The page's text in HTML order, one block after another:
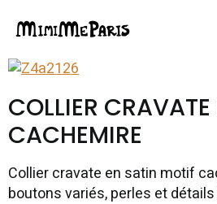
COLLIER
CACHEMIRE
Collier cravate en satin motif
boutons variés, perles et